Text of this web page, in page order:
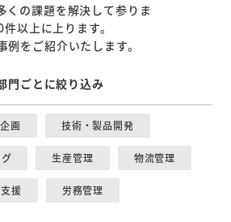
くの課題を解決して参りま
以上に上ります。
をご紹介いたします。
門ごとに絞り込み
画 技術・製品開発
生産管理 物流管理
援 労務管理